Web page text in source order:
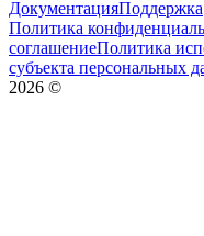
ДокументацияПоддержка
Политика
соглашениеПолитика
субъекта персональных
2026 ©